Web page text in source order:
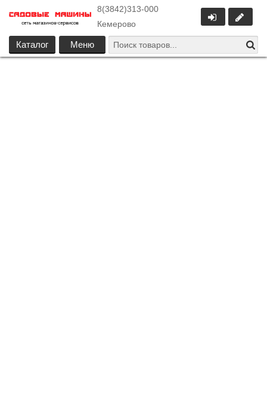
8(3842)313-000
Кемерово
Каталог Меню